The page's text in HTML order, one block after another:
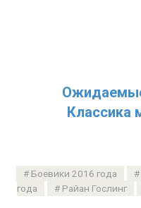
Классика
Боевики 2016 года
года
Райан Гослинг